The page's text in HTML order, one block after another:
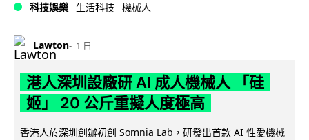
科技娛樂 生活科技 機械人
Lawton 1 日
港人深圳設廠研 AI 成人機械人 「硅
姬」 20 公斤重擬人度極高
香港人於深圳創辦初創 Somnia Lab，研發出首款 AI 性愛機械